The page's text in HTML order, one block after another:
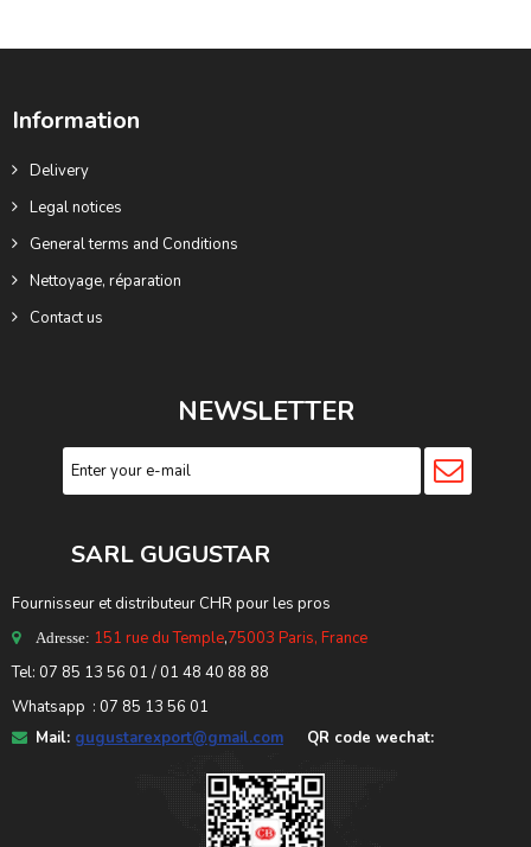
Information
Delivery
Legal notices
General terms and Conditions
Nettoyage, réparation
Contact us
NEWSLETTER
SARL GUGUSTAR
Fournisseur et distributeur CHR pour les pros
Adresse: 151 rue du Temple,75003 Paris, France
Tel: 07 85 13 56 01 / 01 48 40 88 88
Whatsapp : 07 85 13 56 01
Mail: gugustarexport@gmail.com QR code wechat: